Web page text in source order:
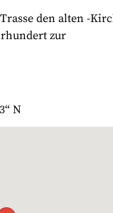
den alten -
zur
N